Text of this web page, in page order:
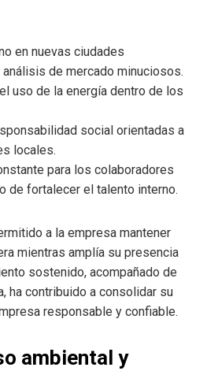
en nuevas ciudades
de mercado minuciosos.
uso de la energía dentro de los
social orientadas a
locales.
para los colaboradores
de fortalecer el talento interno.
a la empresa mantener
mientras amplía su presencia
sostenido, acompañado de
ha contribuido a consolidar su
responsable y confiable.
ambiental y